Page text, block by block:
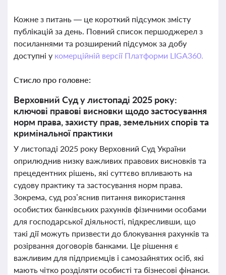
Кожне з питань — це короткий підсумок змісту
публікацій за день. Повний список першоджерел з
посиланнями та розширений підсумок за добу
доступні у комерційній версії Платформи LIGA360.
Стисло про головне:
Верховний Суд у листопаді 2025 року:
ключові правові висновки щодо застосування
норм права, захисту прав, земельних спорів та
кримінальної практики
У листопаді 2025 року Верховний Суд України
оприлюднив низку важливих правових висновків та
прецедентних рішень, які суттєво впливають на
судову практику та застосування норм права.
Зокрема, суд роз’яснив питання використання
особистих банківських рахунків фізичними особами
для господарської діяльності, підкресливши, що
такі дії можуть призвести до блокування рахунків та
розірвання договорів банками. Це рішення є
важливим для підприємців і самозайнятих осіб, які
мають чітко розділяти особисті та бізнесові фінанси.